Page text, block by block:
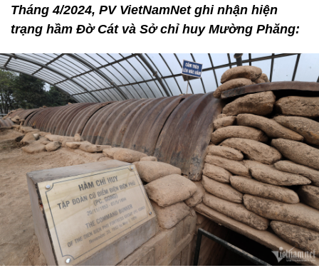
Tháng 4/2024, PV VietNamNet ghi nhận hiện
trạng hầm Đờ Cát và Sở chỉ huy Mường Phăng: